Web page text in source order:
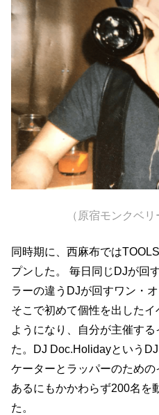
（原宿モンクベ
同時期に、西麻布では
プンした。 毎日同じDJが回
ラーの違うDJが回すワン・
そこで初めて個性を出した
ようになり、自分が主催す
た。DJ Doc.Holidayという
ケーターとラッパーのため
あるにもかかわらず200名を
た。